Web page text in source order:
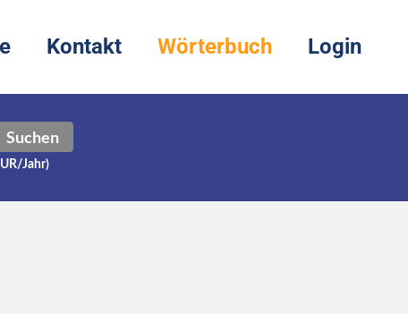
Kontakt Wörterbuch Login
Suchen
Jahr)